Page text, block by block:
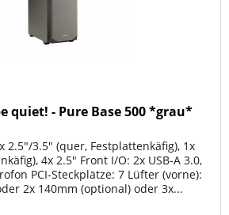
quiet! - Pure Base 500 *grau*
2.5"/3.5" (quer, Festplattenkäfig), 1x
4x 2.5" Front I/O: 2x USB-A 3.0,
PCI-Steckplätze: 7 Lüfter (vorne):
2x 140mm (optional) oder 3x...